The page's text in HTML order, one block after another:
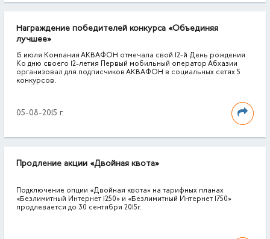
Награждение победителей конкурса «Объединяя
лучшее»
15 июля Компания АКВАФОН отмечала свой 12-й День рождения.
Ко дню своего 12-летия Первый мобильный оператор Абхазии
организовал для подписчиков АКВАФОН в социальных сетях 5
конкурсов.
05-08-2015 г.
Продление акции «Двойная квота»
Подключение опции «Двойная квота» на тарифных планах
«Безлимитный Интернет 1250» и «Безлимитный Интернет 1750»
продлевается до 30 сентября 2015г.